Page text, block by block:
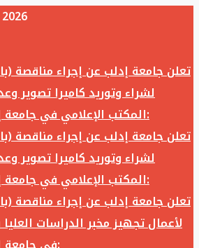
تعلن جامعة إدلب عن إجراء مناقصة
لشراء وتوريد كاميرا تصوير
المكتب الإعلامي في جامعة إدلب وفق الآتي:
تعلن جامعة إدلب عن إجراء مناقصة
لشراء وتوريد كاميرا تصوير
المكتب الإعلامي في جامعة إدلب وفق الآتي:
تعلن جامعة إدلب عن إجراء مناقصة
لأعمال تجهيز مخبر الدراسات